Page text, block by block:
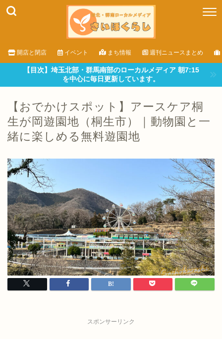
開店と閉店 イベント まち情報 週刊ニュースまとめ
【目次】埼玉北部・群馬南部のローカルメディア 朝7:15
を中心に毎日更新しています。
【おでかけスポット】アースケア桐
生が岡遊園地（桐生市）｜動物園と一
緒に楽しめる無料遊園地
スポンサーリンク